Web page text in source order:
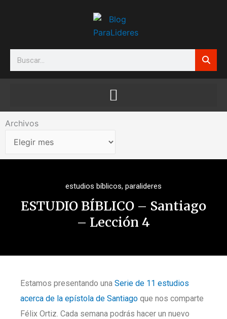
Search
Archivos
Archivos
estudios bíblicos, paralideres
ESTUDIO BÍBLICO – Santiago
– Lección 4
Estamos presentando una Serie de 11 estudios
acerca de la epístola de Santiago que nos comparte
Félix Ortiz. Cada semana podrás hacer un nuevo